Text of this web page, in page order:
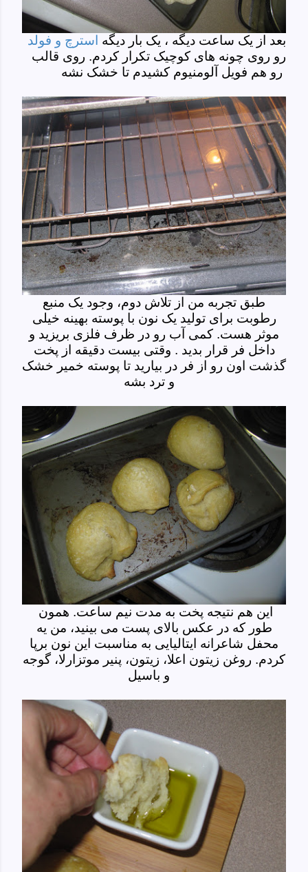
بعد از یک ساعت دیگه ، یک بار دیگه استرچ و فولد
رو روی چونه های کوچیک تکرار کردم. روی قالب
طبق تجربه من از تلاش دوم، وجود یک منبع
رطوبت برای تولید یک نون با پوسته بهینه خیلی
موثر هست. کمی آب رو در ظرف فلزی بریزید و
داخل فر قرار بدید . وقتی بیست دقیقه از پخت
گذشت اون رو از فر در بیارید تا پوسته خمیر خشک
طور که در عکس بالای پست می بینید، من یه
محفل شاعرانه ایتالیایی به مناسبت این نون برپا
کردم. روغن زیتون اعلا، زیتون، پنیر موتزارلا، گوجه